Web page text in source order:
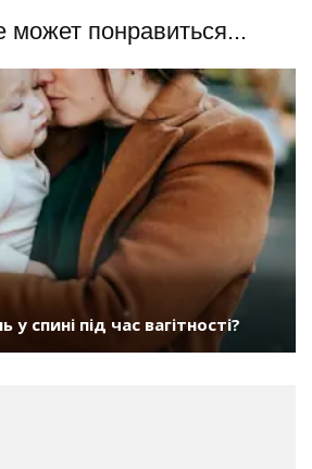
может понравиться...
спині під час вагітності?